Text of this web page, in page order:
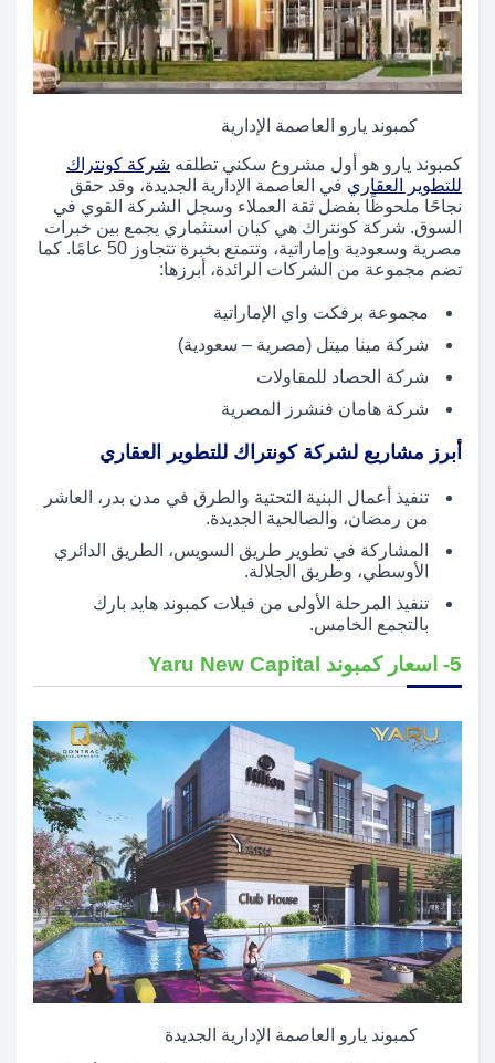
كمبوند يارو العاصمة الإدارية
كمبوند يارو هو أول مشروع سكني تطلقه شركة كونتراك
للتطوير العقاري في العاصمة الإدارية الجديدة، وقد حقق
نجاحًا ملحوظًا بفضل ثقة العملاء وسجل الشركة القوي في
السوق. شركة كونتراك هي كيان استثماري يجمع بين خبرات
مصرية وسعودية وإماراتية، وتتمتع بخبرة تتجاوز 50 عامًا. كما
تضم مجموعة من الشركات الرائدة، أبرزها:
مجموعة برفكت واي الإماراتية
شركة مينا ميتل (مصرية – سعودية)
شركة الحصاد للمقاولات
شركة هامان فنشرز المصرية
أبرز مشاريع لشركة كونتراك للتطوير العقاري
تنفيذ أعمال البنية التحتية والطرق في مدن بدر، العاشر
من رمضان، والصالحية الجديدة.
المشاركة في تطوير طريق السويس، الطريق الدائري
الأوسطي، وطريق الجلالة.
تنفيذ المرحلة الأولى من فيلات كمبوند هايد بارك
بالتجمع الخامس.
5- اسعار كمبوند Yaru New Capital
كمبوند يارو العاصمة الإدارية الجديدة